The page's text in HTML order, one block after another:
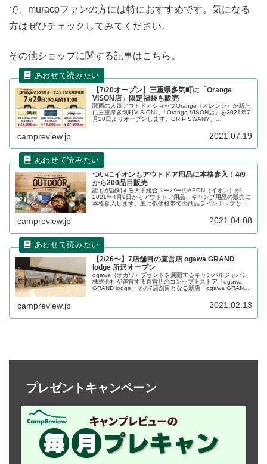
で、muracoファンの方には特におすすめです。気になる
方はぜひチェックしてみてください。
その他ショップに関する記事はこちら。
【7/20オープン】三重県多気町に「Orange
VISON店」限定福袋も販売
関西の人気アウトドアショップOrange（オレンジ）が新た
に三重県多気町VISIONに「Orange VISON店」を2021年7
月20日よりオープンします。GRIP SWANY、
campreview.jp 2021.07.19
ついにイオンもアウトドア用品に本格参入！4/9
から200品目販売
誰もが認知する大手総合スーパーのAEON（イオン）が
2021年4月9日からアウトドア用品、キャンプ用品の販売に
本格参入します。主に低価格帯での商品ラインナップとな
品目の中から注目商品をピックアップして詳細をレビュー
campreview.jp 2021.04.08
【2/26〜】7店舗目の直営店 ogawa GRAND
lodge 所沢オープン
ogawa（オガワ）ブランドを展開するキャンパルジャパン
株式会社が運営する直営店のコンセプトストア「ogawa
GRAND lodge」その7店舗目となる新店「ogawa GRAND
TOCOTOCO SQUAREにオープンします。詳細をレビュー
campreview.jp 2021.02.13
プレゼントキャンペーン